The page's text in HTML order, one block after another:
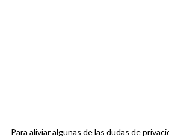
Para aliviar algunas de las dudas de